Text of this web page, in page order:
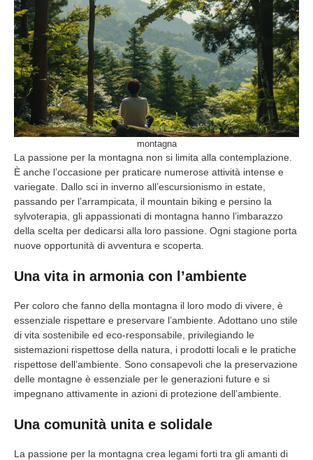
montagna
La passione per la montagna non si limita alla contemplazione.
È anche l’occasione per praticare numerose attività intense e
variegate. Dallo sci in inverno all’escursionismo in estate,
passando per l’arrampicata, il mountain biking e persino la
sylvoterapia, gli appassionati di montagna hanno l’imbarazzo
della scelta per dedicarsi alla loro passione. Ogni stagione porta
nuove opportunità di avventura e scoperta.
Una vita in armonia con l’ambiente
Per coloro che fanno della montagna il loro modo di vivere, è
essenziale rispettare e preservare l’ambiente. Adottano uno stile
di vita sostenibile ed eco-responsabile, privilegiando le
sistemazioni rispettose della natura, i prodotti locali e le pratiche
rispettose dell’ambiente. Sono consapevoli che la preservazione
delle montagne è essenziale per le generazioni future e si
impegnano attivamente in azioni di protezione dell’ambiente.
Una comunità unita e solidale
La passione per la montagna crea legami forti tra gli amanti di